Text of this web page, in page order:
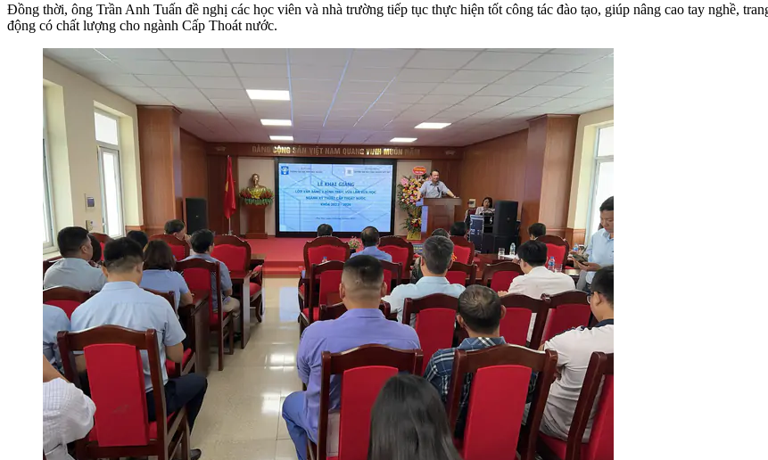
Đồng thời, ông Trần Anh Tuấn đề nghị các học viên và nhà trường tiếp tục thực hiện tốt công tác đào tạo, giúp nâng cao tay nghề,
động có chất lượng cho ngành Cấp Thoát nước.